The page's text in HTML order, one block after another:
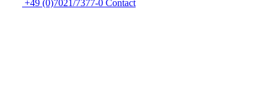
+49 (0)7021/7377-0 Contact